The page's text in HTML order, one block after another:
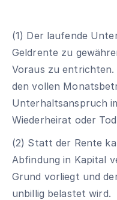
(1) Der laufende
Geldrente zu
Voraus zu
den vollen
Unterhaltsanspruch
Wiederheirat oder
(2) Statt der Rente
Abfindung in Kapital
Grund vorliegt und
unbillig belastet wird.